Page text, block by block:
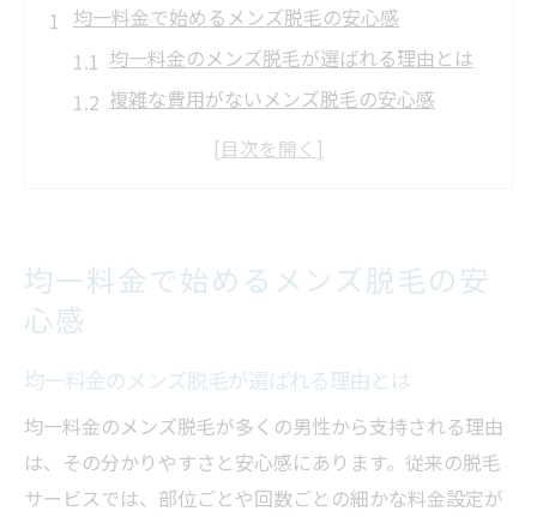
均一料金で始めるメンズ脱毛の安心感
均一料金のメンズ脱毛が選ばれる理由とは
複雑な費用がないメンズ脱毛の安心感
メンズ脱毛初心者も均一料金で始めやすい
費用対効果から見たメンズ脱毛の魅力
メンズ脱毛の費用対効果はどこに現れるか
費用対効果重視で選ぶメンズ脱毛のポイン
ト
均一料金がメンズ脱毛のコスパを高める理
由
均一料金で始めるメンズ脱毛の安
心感
均一料金のメンズ脱毛が選ばれる理由とは
均一料金のメンズ脱毛が多くの男性から支持される理由
は、その分かりやすさと安心感にあります。従来の脱毛
サービスでは、部位ごとや回数ごとの細かな料金設定が